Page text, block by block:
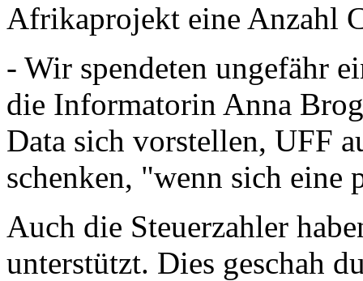
Afrikaprojekt eine Anzahl
- Wir spendeten ungefähr
die Informatorin Anna
Data sich vorstellen, UFF
schenken, "wenn sich eine
Auch die Steuerzahler
unterstützt. Dies geschah